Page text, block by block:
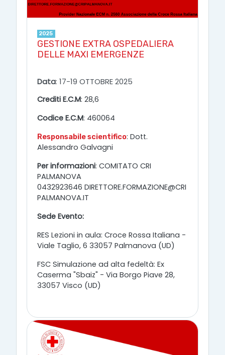
2025
GESTIONE EXTRA OSPEDALIERA
DELLE MAXI EMERGENZE
Data: 17-19 OTTOBRE 2025
Crediti E.C.M: 28,6
Codice E.C.M: 460064
Responsabile scientifico: Dott.
Alessandro Galvagni
Per informazioni: COMITATO CRI
PALMANOVA
0432923646 DIRETTORE.FORMAZIONE@CRI
PALMANOVA.IT
Sede Evento:
RES Lezioni in aula: Croce Rossa Italiana -
Viale Taglio, 6 33057 Palmanova (UD)
FSC Simulazione ad alta fedeltà: Ex
Caserma "Sbaiz" - Via Borgo Piave 28,
33057 Visco (UD)